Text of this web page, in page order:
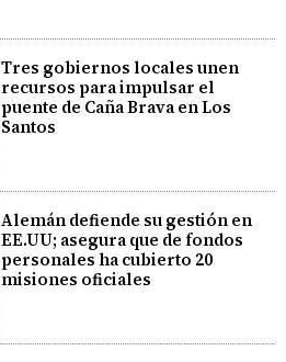
Tres gobiernos locales unen
recursos para impulsar el
puente de Caña Brava en Los
Santos
Alemán defiende su gestión en
EE.UU; asegura que de fondos
personales ha cubierto 20
misiones oficiales